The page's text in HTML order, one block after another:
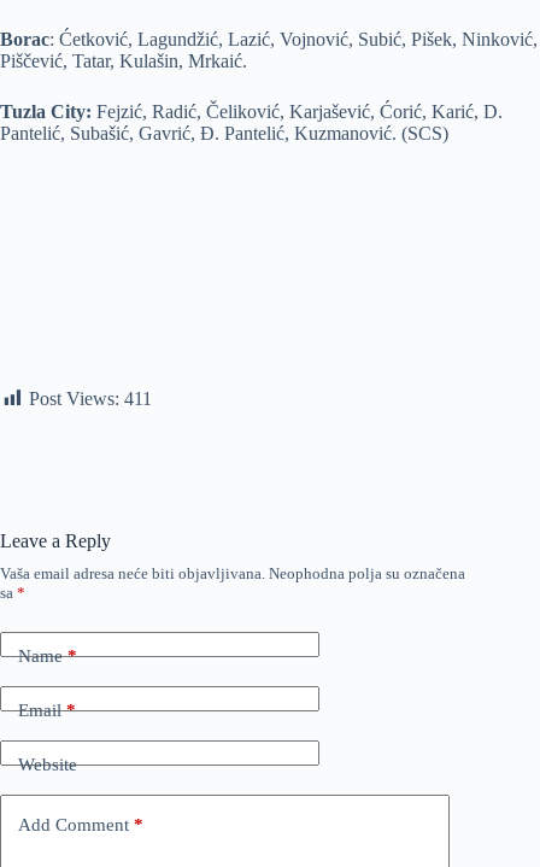
Borac: Ćetković, Lagundžić, Lazić, Vojnović, Subić, Pišek, Ninković,
Piščević, Tatar, Kulašin, Mrkaić.
Tuzla City: Fejzić, Radić, Čeliković, Karjašević, Ćorić, Karić, D.
Pantelić, Subašić, Gavrić, Đ. Pantelić, Kuzmanović. (SCS)
Post Views: 411
Leave a Reply
Vaša email adresa neće biti objavljivana. Neophodna polja su označena
sa *
Name*
Email*
Website
Add Comment *